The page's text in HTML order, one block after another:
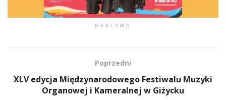
REKLAMA
Poprzedni
XLV edycja Międzynarodowego Festiwalu Muzyki
Organowej i Kameralnej w Giżycku